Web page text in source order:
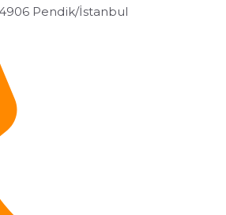
Pendik/İstanbul